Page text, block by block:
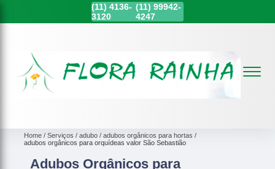
(11) 4136-
3120
(11)99942-
4247
Home Serviços adubo
adubos orgânicos para hortas
adubos orgânicos para orquídeas valor São Sebastião
Adubos Orgânicos para